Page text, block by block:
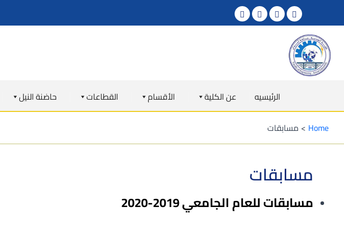
حاضنة النيل القطاعات اﻷقسام عن الكلية الرئيسيه
Home مسابقات
مسابقات
مسابقات للعام الجامعي 2019-2020